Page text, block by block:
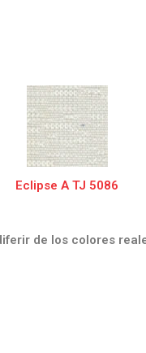
Eclipse A TJ 5086
de los colores